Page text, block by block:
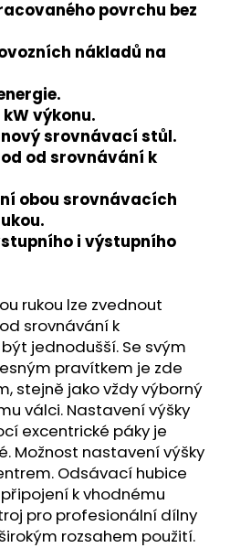
povrchu bez
nákladů na
výkonu.
srovnávací stůl.
od srovnávání k
obou srovnávacích
i výstupního
rukou lze zvednout
srovnávání k
jednodušší. Se svým
pravítkem je zde
stejně jako vždy výborný
válci. Nastavení výšky
excentrické páky je
Možnost nastavení výšky
Odsávací hubice
k vhodnému
pro profesionální dílny
rozsahem použití.